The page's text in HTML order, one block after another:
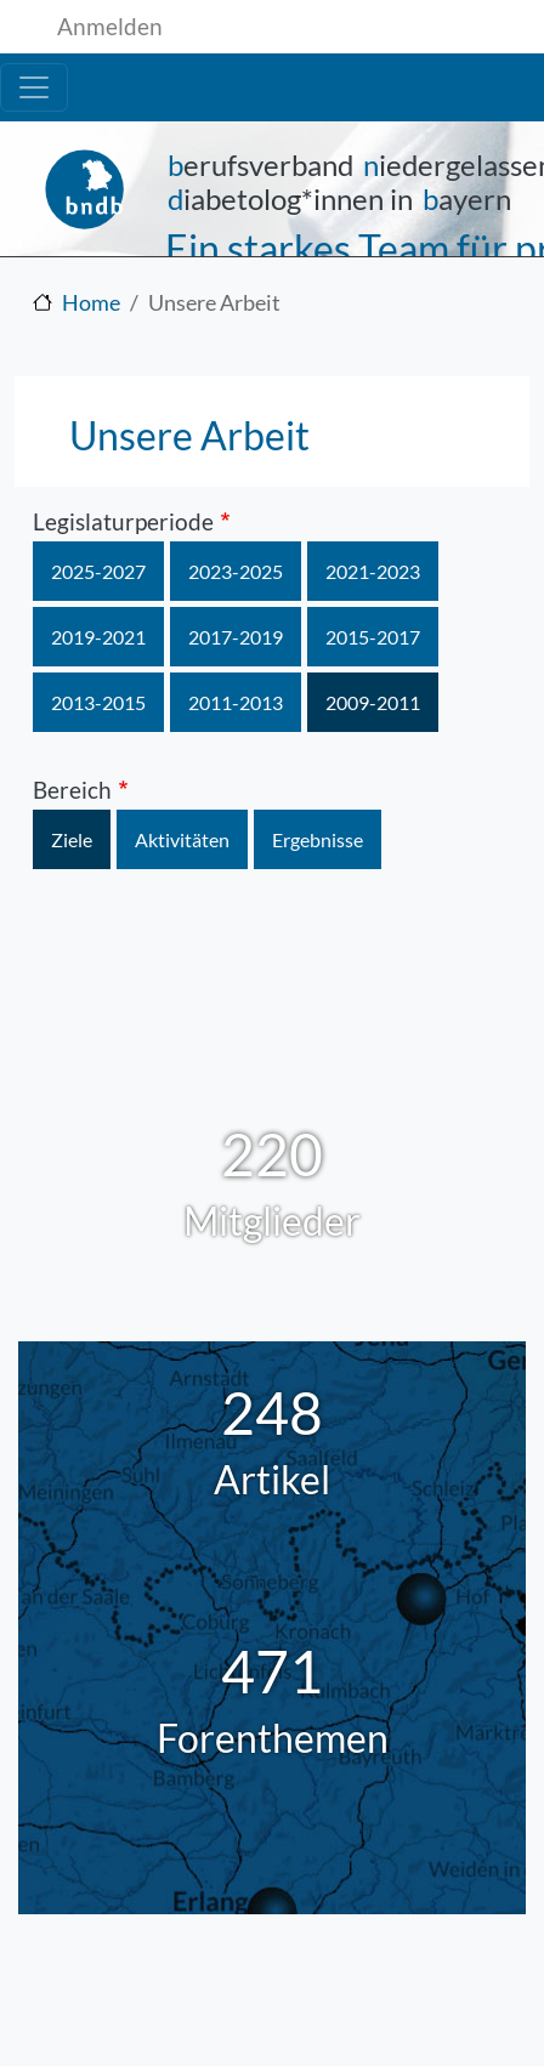
Direkt zum Inhalt
Benutzermenü
Anmelden
berufsverband n
diabetolog*innen in bayern
Ein starkes Team für
Home Unsere Arbeit
Unsere Arbeit
Legislaturperiode
2025-2027 2023-2025 2021-2023
2019-2021 2017-2019 2015-2017
2013-2015 2011-2013 2009-2011
Bereich
Ziele Aktivitäten Ergebnisse
220
Mitglieder
248
Artikel
471
Forenthemen